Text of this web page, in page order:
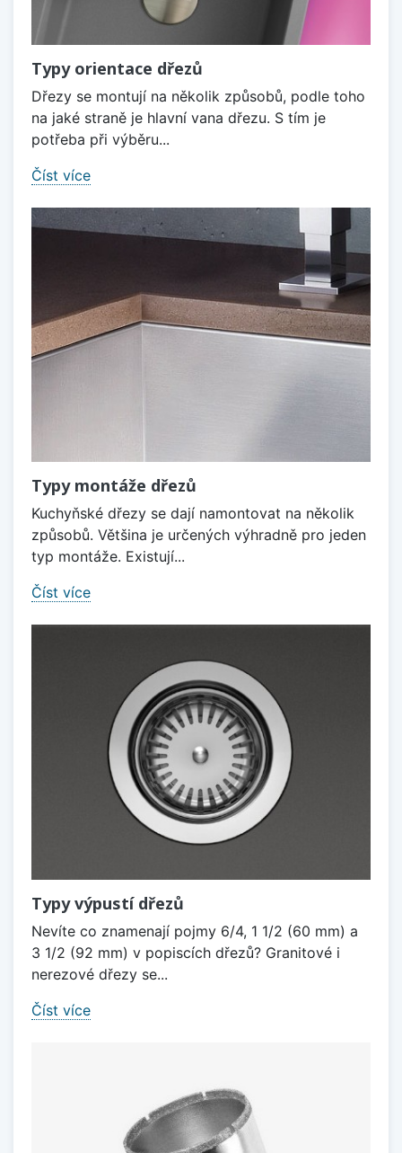
Typy orientace dřezů
Dřezy se montují na několik způsobů, podle toho
na jaké straně je hlavní vana dřezu. S tím je
potřeba při výběru...
Číst více
Typy montáže dřezů
Kuchyňské dřezy se dají namontovat na několik
způsobů. Většina je určených výhradně pro jeden
typ montáže. Existují...
Číst více
Typy výpustí dřezů
Nevíte co znamenají pojmy 6/4, 1 1/2 (60 mm) a
3 1/2 (92 mm) v popiscích dřezů? Granitové i
nerezové dřezy se...
Číst více